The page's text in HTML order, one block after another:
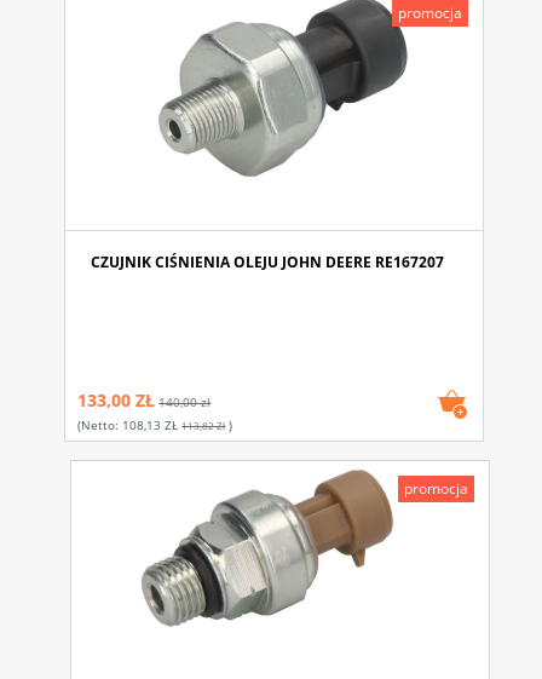
CZUJNIK CIŚNIENIA OLEJU JOHN DEERE RE167207
133,00 ZŁ 140,00 zł
(netto: 108,13 ZŁ 113,82 Zł)
promocja
promocja